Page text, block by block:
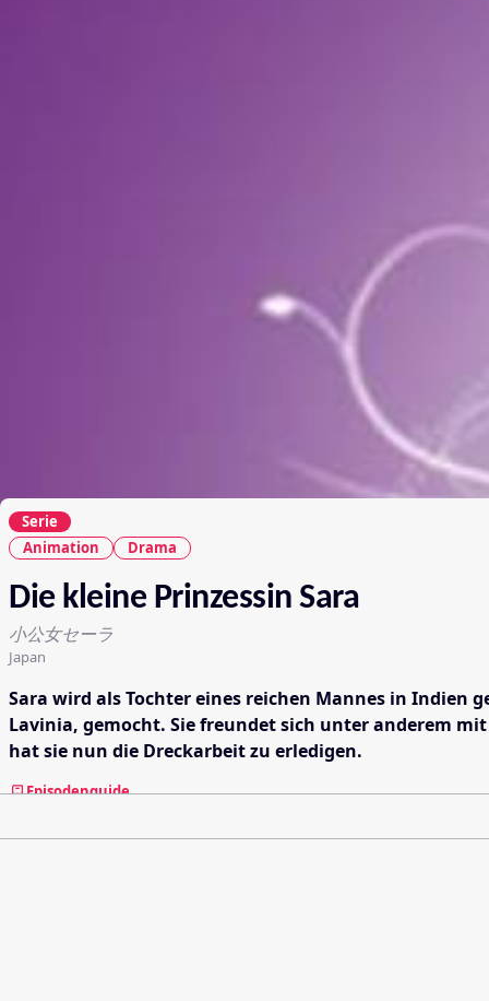
Serie
Animation
Drama
Die kleine Prinzessin Sara
小公女セーラ
Japan
Sara wird als Tochter eines reichen Mannes in
Lavinia, gemocht. Sie freundet sich unter anderem
hat sie nun die Dreckarbeit zu erledigen.
Episodenguide